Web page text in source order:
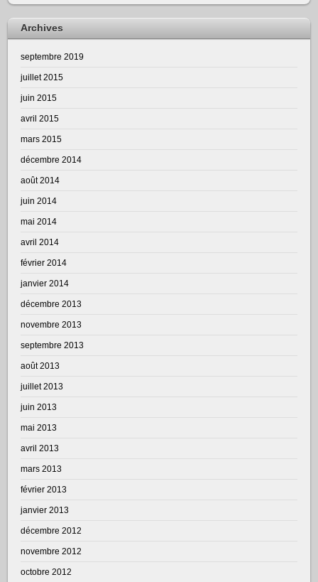
Archives
septembre 2019
juillet 2015
juin 2015
avril 2015
mars 2015
décembre 2014
août 2014
juin 2014
mai 2014
avril 2014
février 2014
janvier 2014
décembre 2013
novembre 2013
septembre 2013
août 2013
juillet 2013
juin 2013
mai 2013
avril 2013
mars 2013
février 2013
janvier 2013
décembre 2012
novembre 2012
octobre 2012